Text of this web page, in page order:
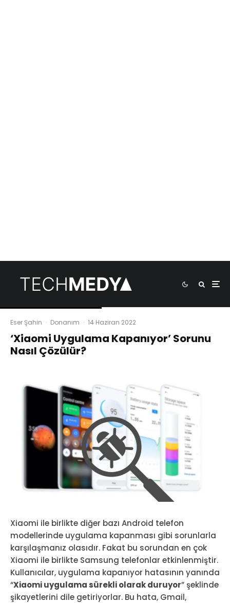
Eser Şahin · Donanım · 14 Haziran 2022
‘Xiaomi Uygulama Kapanıyor’ Sorunu
Nasıl Çözülür?
Xiaomi ile birlikte diğer bazı Android telefon
modellerinde uygulama kapanması gibi sorunlarla
karşılaşmanız olasıdır. Fakat bu sorundan en çok
Xiaomi ile birlikte Samsung telefonlar etkinlenmiştir.
Kullanıcılar, uygulama kapanıyor hatasının yanında
“Xiaomi uygulama sürekli olarak duruyor” şeklinde
şikayetlerini dile getiriyorlar. Bu hata, Gmail,